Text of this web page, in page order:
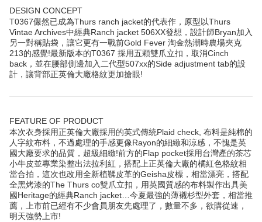
DESIGN CONCEPT
T0367儼然已成為Thurs ranch jacket的代表作，原型以Thurs
Vintae Archives中經典Ranch jacket 506XX發想，設計師Bryan加入
另一對稱貼袋，讓它更有一戰前Gold Fever 淘金熱潮時農場夾克
213的感覺!最新版本的T0367 採用五顆雙爪立扣，取消Cinch
back，並在腰部側邊加入二代型507xx的Side adjustment tab的設
計，讓背部正英倫大廠格紋更加搶眼!
FEATURE OF PRODUCT
本次衣身採用正英倫大廠採用的英式傳統Plaid check, 布料是純棉的
人字紋布料，不過處理的手感更像Rayon的細緻和涼感，不愧是英
國大廠要求的品質，超級細緻!前方的Flap pocket採用台灣產的茶芯
小牛皮並專業染整出法拉利紅，搭配上正英倫大廠的橘紅色格紋相
當合拍，這次也改用全新植鞣皮革的Geisha皮標，相當漂亮，搭配
全黑烤漆的The Thurs co雙爪立扣，用英國質感的布料製作出具美
國Heritage的經典Ranch jacket…今夏最強的薄襯杉型外套，相當推
薦，上市前已經有不少會員朋友先處理了，數量不多，欲購從速，
明天強勢上市!